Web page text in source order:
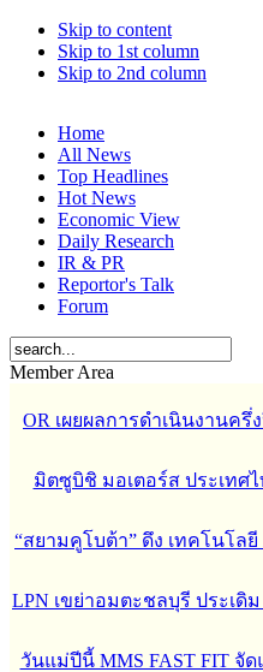
Skip to content
Skip to 1st column
Skip to 2nd column
Home
All News
Top Headlines
Hot News
Economic View
Daily Research
IR & PR
Reportor's Talk
Forum
Member Area
OR เผยผลการดำเนินงานค
มิตซูบิชิ มอเตอร์ส ประเทศ
“สยามคูโบต้า” ดึง เทคโนโล
LPN เขย่าอมตะชลบุรี ประเดิม
วันแม่ปีนี้ MMS FAST FIT จั